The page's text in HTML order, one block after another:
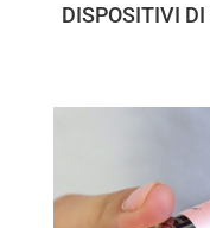
DISPOSITIVI